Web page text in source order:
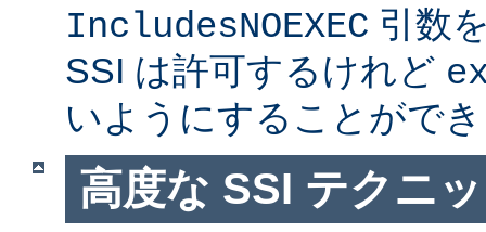
IncludesNOEXEC 引数
SSI は許可するけれど
いようにすることがで
高度な SSI テクニ